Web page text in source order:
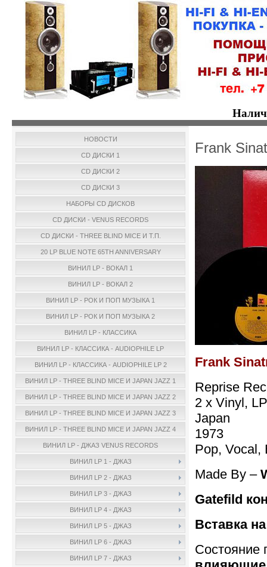
НОВОСТИ
CD ДИСКИ 1
CD ДИСКИ 2
CD ДИСКИ 3
НАБОРЫ CD ДИСКОВ
CD ДИСКИ - VENUS RECORDS
CD ДИСКИ - THREE BLIND MICE И Т.П.
20 LP BLUE NOTE 65TH ANNIVERSARY
ВИНИЛ LP - ВОКАЛ 1
ВИНИЛ LP - ВОКАЛ 2
ВИНИЛ LP - РОК И ПОП МУЗЫКА 1
ВИНИЛ LP - РОК И ПОП МУЗЫКА 2
ВИНИЛ LP - КЛАССИКА
ВИНИЛ LP - КЛАССИКА - AUDIOPHILE LP
ВИНИЛ LP - КЛАССИКА - AUDIOPHILE LP 2
ВИНИЛ LP - THREE BLIND MICE И JAPAN JAZZ 1
ВИНИЛ LP - THREE BLIND MICE И JAPAN JAZZ 2
ВИНИЛ LP - THREE BLIND MICE И JAPAN JAZZ 3
ВИНИЛ LP - THREE BLIND MICE И JAPAN JAZZ 4
ВИНИЛ LP - ДЖАЗ VENUS RECORDS
ВИНИЛ LP 1 - ДЖАЗ
ВИНИЛ LP 2 - ДЖАЗ
ВИНИЛ LP 3 - ДЖАЗ
ВИНИЛ LP 4 - ДЖАЗ
ВИНИЛ LP 5 - ДЖАЗ
ВИНИЛ LP 6 - ДЖАЗ
ВИНИЛ LP 7 - ДЖАЗ
Frank
Frank
Reprise
2 x Vinyl,
Japan
1973
Pop, Vocal,
Made By –
Gatefild
Вставка
Состояние